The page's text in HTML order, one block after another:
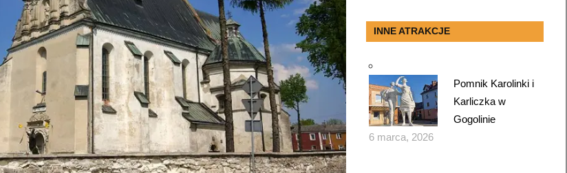
INNE ATRAKCJE
Pomnik Karolinki i
Karliczka w
Gogolinie
6 marca, 2026